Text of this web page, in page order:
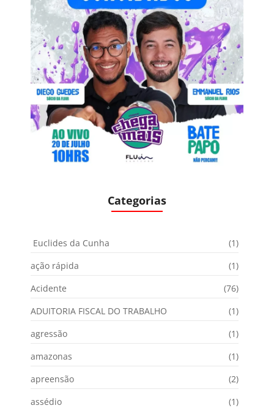
Categorias
Euclides da Cunha
(1)
ação rápida
(1)
Acidente
(76)
ADUITORIA FISCAL DO TRABALHO
(1)
agressão
(1)
amazonas
(1)
apreensão
(2)
assédio
(1)